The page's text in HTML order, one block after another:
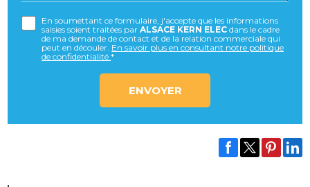
En soumettant ce formulaire, j'accepte que les informations
saisies soient traitées parALSACE KERN ELEC dans le cadre
de ma demande de contact et de la relation commerciale qui
peut en découler. En savoir plus en consultant notre politique
de confidentialité.*